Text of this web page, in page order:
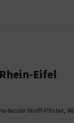
Eifel
Nicole Wolff-Pfister,